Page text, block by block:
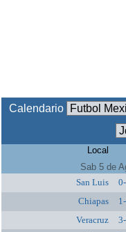
Calendario
Local
Sab 5 de
San Luis
Chiapas
Veracruz